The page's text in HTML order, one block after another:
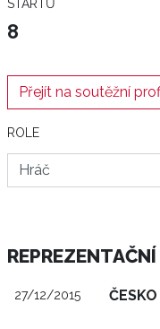
STARTŮ
8
Přejít na soutěžní
ROLE
27/12/2015 ČESKO